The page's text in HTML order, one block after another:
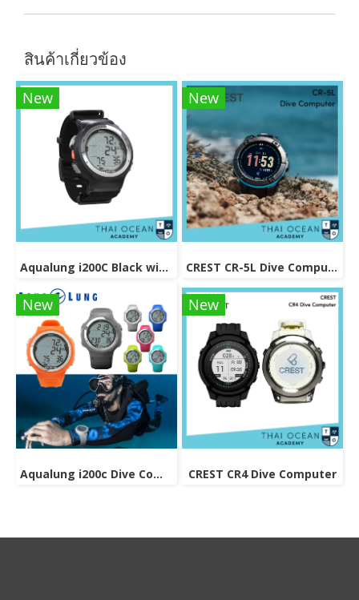
สินค้าเกี่ยวข้อง
New
Aqualung i200C Black with Nato Strap Dive Computer
New
CREST CR-5L Dive Computer
New
Aqualung i200c Dive Computer
New
CREST CR4 Dive Computer